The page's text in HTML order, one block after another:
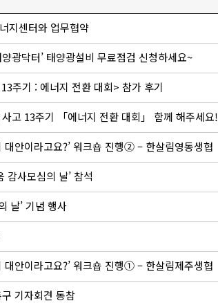
지센터와 업무협약
광닥터’ 태양광설비 무료점검 신청하세요~
주기 : 에너지 전환 대회> 참가 후기
고 13주기 「에너지 전환 대회」 함께 해주세요!
대안이라고요?’ 워크숍 진행② – 한살림영동생협
감사모심의 날’ 참석
날’ 기념 행사
대안이라고요?’ 워크숍 진행① – 한살림제주생협
기자회견 동참